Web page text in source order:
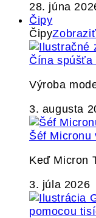
28. júna
Čipy
Čipy
Čína spúšťa
Výroba
3. augusta
Šéf Micronu
Keď Micron
3. júla 2026